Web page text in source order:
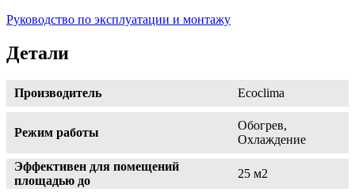
Руководство по эксплуатации и монтажу
Детали
Производитель Ecoclima
Режим работы
Обогрев,
Охлаждение
Эффективен для помещений
площадью до
25 м2